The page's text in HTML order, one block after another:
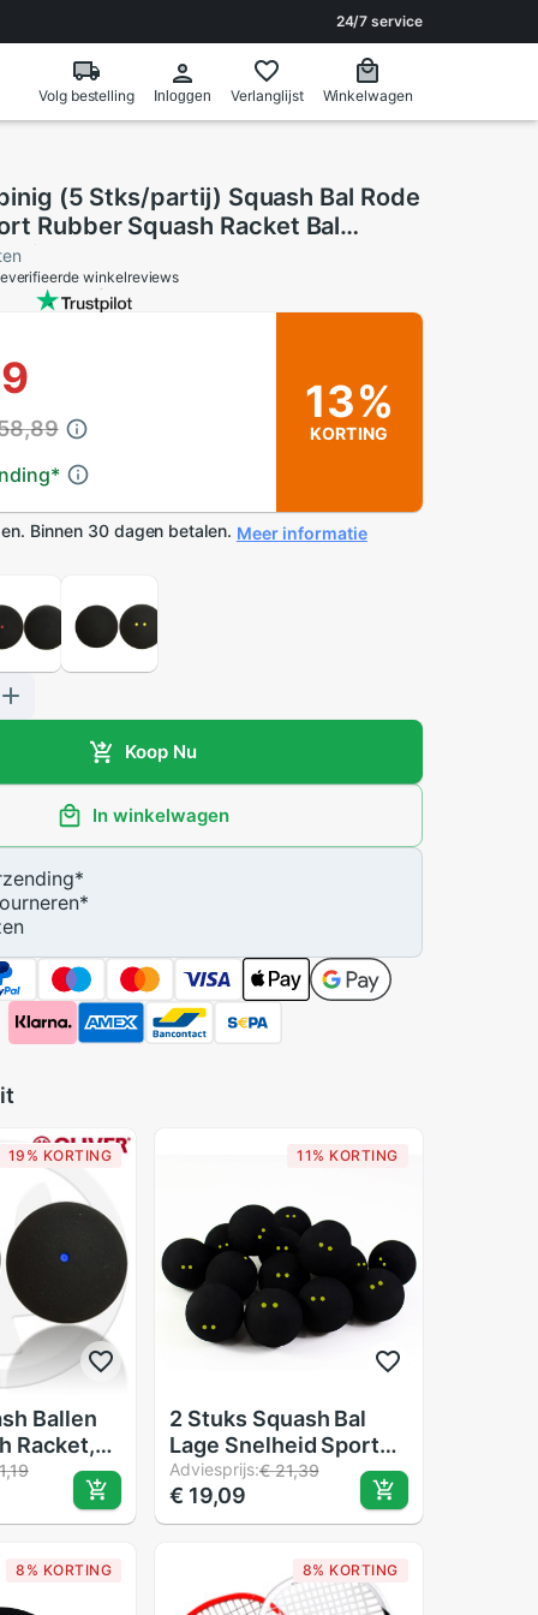
24/7 service
Volg bestelling Inloggen Verlanglijst Winkelwagen
(5 Stks/partij) Squash Bal Rode
Rubber Squash Racket Bal
winkelreviews
*
13%
KORTING
Binnen 30 dagen betalen. Meer informatie
Koop Nu
In winkelwagen
*
*
19% KORTING
Ballen
Racket,
11% KORTING
2 Stuks Squash Bal
Lage Snelheid Sport
Rubber Ballen Gele
Stippen Professionele
Speler Concurrentie
Accessoire Rubberen
Bal
Adviesprijs:€ 21,39
€ 19,09
8% KORTING 8% KORTING